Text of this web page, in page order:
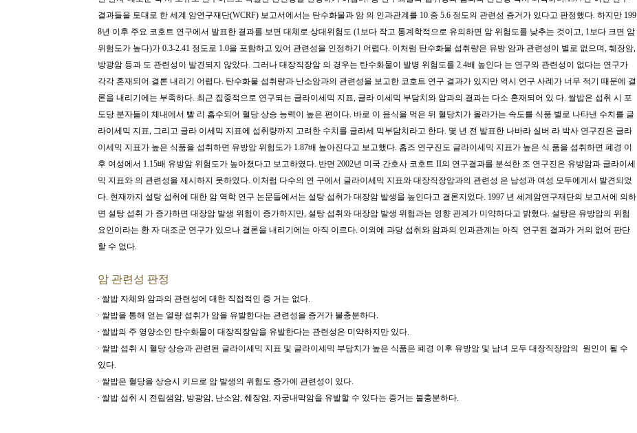
결과들을 토대로 한 세계 암연구재단(WCRF) 보고서에서는 탄수화물과 암 의 인과관계를 10 중 5.6 정도의 관련성 증거가 있다고 판정했다. 하지만 199
8년 이후 주요 코호트 연구에서 발표한 결과를 보면 대체로 상대위험도 (1보다 작고 통계학적으로 유의하면 암 위험도를 낮추는 것이고, 1보다 크면 암
위험도가 높다)가 0.3-2.41 정도로 1.0을 포함하고 있어 관련성을 인정하기 어렵다. 이처럼 탄수화물 섭취량은 유방 암과 관련성이 별로 없으며, 췌장암,
방광암 등과 도 관련성이 발견되지 않았다. 그러나 대장직장암 의 경우는 탄수화물이 발병 위험도를 2.4배 높인다 는 연구와 관련성이 없다는 연구가
각각 혼재되어 결론 내리기 어렵다. 탄수화물 섭취량과 난소암과의 관련성을 보고한 코호트 연구 결과가 있지만 역시 연구 사례가 너무 적기 때문에 결
론을 내리기에는 부족하다. 최근 집중적으로 연구되는 글라이세믹 지표, 글라 이세믹 부담치와 암과의 결과는 다소 혼재되어 있 다. 쌀밥은 섭취 시 포
도당 분자들이 체내에서 빨 리 흡수되어 혈당 상승 능력이 높은 편이다. 바로 이 음식을 먹은 뒤 혈당치가 올라가는 속도를 식품 별로 나타낸 수치를 글
라이세믹 지표, 그리고 글라 이세믹 지표에 섭취량까지 고려한 수치를 글라세 믹부담치라고 한다. 몇 년 전 발표한 나바라 실버 라 박사 연구진은 글라
이세믹 지표가 높은 식품을 섭취하면 유방암 위험도가 1.87배 높아진다고 보고했다. 홈즈 연구진도 글라이세믹 지표가 높은 식 품을 섭취하면 폐경 이
후 여성에서 1.15배 유방암 위험도가 높아졌다고 보고하였다. 반면 2002년 미국 간호사 코호트 II의 연구결과를 분석한 조 연구진은 유방암과 글라이세
믹 지표와 의 관련성을 제시하지 못하였다. 이처럼 다수의 연 구에서 글라이세믹 지표와 대장직장암과의 관련성 은 남성과 여성 모두에게서 발견되었
다. 현재까지 설탕 섭취에 대한 암 역학 연구 논문들에서는 설탕 섭취가 대장암 발생을 높인다고 결론지었다. 1997 년 세계암연구재단의 보고서에 의하
면 설탕 섭취 가 증가하면 대장암 발생 위험이 증가하지만, 설탕 섭취와 대장암 발생 위험과는 영향 관계가 미약하다고 밝혔다. 설탕은 유방암의 위험
요인이라는 환 자 대조군 연구가 있으나 결론을 내리기에는 아직 이르다. 이외에 과당 섭취와 암과의 인과관계는 아직 연구된 결과가 거의 없어 판단
할 수 없다.
암 관련성 판정
∙ 쌀밥 자체와 암과의 관련성에 대한 직접적인 증 거는 없다.
∙ 쌀밥을 통해 얻는 열량 섭취가 암을 유발한다는 관련성을 증거가 불충분하다.
∙ 쌀밥의 주 영양소인 탄수화물이 대장직장암을 유발한다는 관련성은 미약하지만 있다.
∙ 쌀밥 섭취 시 혈당 상승과 관련된 글라이세믹 지표 및 글라이세믹 부담치가 높은 식품은 폐경 이후 유방암 및 남녀 모두 대장직장암의 원인이 될 수
있다.
∙ 쌀밥은 혈당을 상승시 키므로 암 발생의 위험도 증가에 관련성이 있다.
∙ 쌀밥 섭취 시 전립샘암, 방광암, 난소암, 췌장암, 자궁내막암을 유발할 수 있다는 증거는 불충분하다.